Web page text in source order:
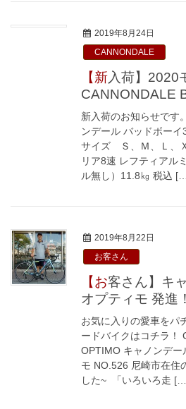
2019年8月24日
CANNONDALE
【新入荷】2020モデル
CANNONDALE
新入荷のお知らせです
ンデール バッドボー
サイズ Ｓ、Ｍ、Ｌ、
リア8速 レフティアル
ル無し）11.8㎏ 税込
2019年8月22日
お客さん
【お客さん】キャノンデール CAAD
オプティモ 発進！
お気に入りの愛車をパ
ードバイクはコチラ！
OPTIMO キャノンデー
モ NO.526 尼崎市在住
した~ 「いろいろ走